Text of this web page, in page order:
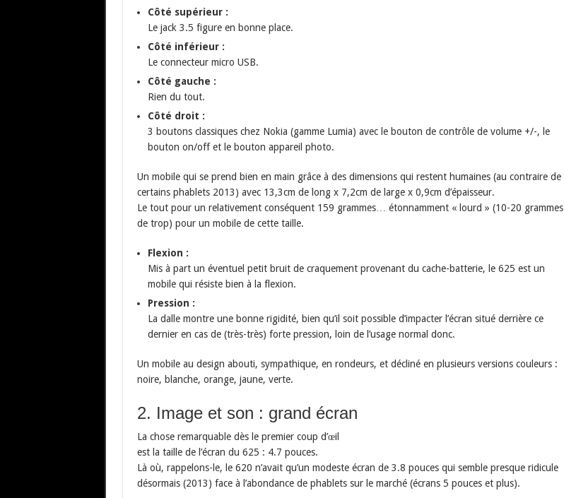
Côté supérieur :
Le jack 3.5 figure en bonne place.
Côté inférieur :
Le connecteur micro USB.
Côté gauche :
Rien du tout.
Côté droit :
3 boutons classiques chez Nokia (gamme Lumia) avec le bouton de contrôle de volume +/-, le
bouton on/off et le bouton appareil photo.
Un mobile qui se prend bien en main grâce à des dimensions qui restent humaines (au contraire de
certains phablets 2013) avec 13,3cm de long x 7,2cm de large x 0,9cm d’épaisseur.
Le tout pour un relativement conséquent 159 grammes… étonnamment « lourd » (10-20 grammes
de trop) pour un mobile de cette taille.
Flexion :
Mis à part un éventuel petit bruit de craquement provenant du cache-batterie, le 625 est un
mobile qui résiste bien à la flexion.
Pression :
La dalle montre une bonne rigidité, bien qu’il soit possible d’impacter l’écran situé derrière ce
dernier en cas de (très-très) forte pression, loin de l’usage normal donc.
Un mobile au design abouti, sympathique, en rondeurs, et décliné en plusieurs versions couleurs :
noire, blanche, orange, jaune, verte.
2. Image et son : grand écran
La chose remarquable dès le premier coup d’œil
est la taille de l’écran du 625 : 4.7 pouces.
Là où, rappelons-le, le 620 n’avait qu’un modeste écran de 3.8 pouces qui semble presque ridicule
désormais (2013) face à l’abondance de phablets sur le marché (écrans 5 pouces et plus).